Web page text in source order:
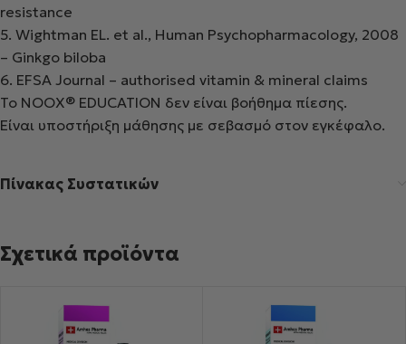
resistance
5. Wightman EL. et al., Human Psychopharmacology, 2008
– Ginkgo biloba
6. EFSA Journal – authorised vitamin & mineral claims
Το NOOX® EDUCATION δεν είναι βοήθημα πίεσης.
Είναι υποστήριξη μάθησης με σεβασμό στον εγκέφαλο.
Πίνακας Συστατικών
Σχετικά προϊόντα